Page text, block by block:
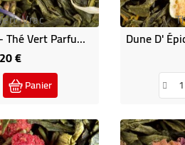
Vrac
L' Oriental 100g - Thé Vert Parfumé Dammann
€Prix
Panier